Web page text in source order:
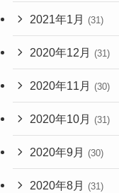
2021年1月 (31)
2020年12月 (31)
2020年11月 (30)
2020年10月 (31)
2020年9月 (30)
2020年8月 (31)